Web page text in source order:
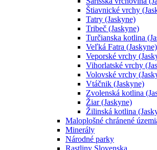
Štiavnické vrchy
Tatry (Jaskyne)
Tribeč (Jaskyne)
Turčianska kotlina
Veľká Fatra (Jaskyne)
Veporské vrchy
Vihorlatské vrchy
Volovské vrchy
Vtáčnik (Jaskyne)
Zvolenská kotlina
Žiar (Jaskyne)
Žilinská kotlina
Maloplošné chránené
Minerály
Národné parky
Rastliny Slovenska